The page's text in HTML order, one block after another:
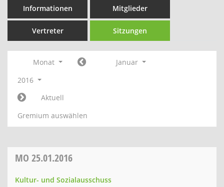
Informationen Mitglieder
Vertreter Sitzungen
Monat
Januar
2016
Aktuell
Gremium auswählen
MO 25.01.2016
Kultur- und Sozialausschuss